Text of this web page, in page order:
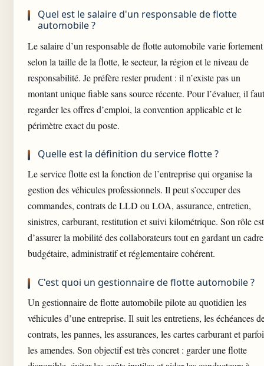
Quel est le salaire d'un responsable de flotte
automobile ?
Le salaire d’un responsable de flotte automobile varie fortement
selon la taille de la flotte, le secteur, la région et le niveau de
responsabilité. Je préfère rester prudent : il n’existe pas un
montant unique fiable sans source récente. Pour l’évaluer, il faut
regarder les offres d’emploi, la convention applicable et le
périmètre exact du poste.
Quelle est la définition du service flotte ?
Le service flotte est la fonction de l’entreprise qui organise la
gestion des véhicules professionnels. Il peut s’occuper des
commandes, contrats de LLD ou LOA, assurance, entretien,
sinistres, carburant, restitution et suivi kilométrique. Son rôle est
d’assurer la mobilité des collaborateurs tout en gardant un cadre
budgétaire, administratif et réglementaire cohérent.
C'est quoi un gestionnaire de flotte automobile ?
Un gestionnaire de flotte automobile pilote au quotidien les
véhicules d’une entreprise. Il suit les entretiens, les échéances
contrats, les pannes, les assurances, les cartes carburant et
les amendes. Son objectif est très concret : garder une flotte